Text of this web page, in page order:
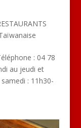
: 04 78
au jeudi et
: 11h30-